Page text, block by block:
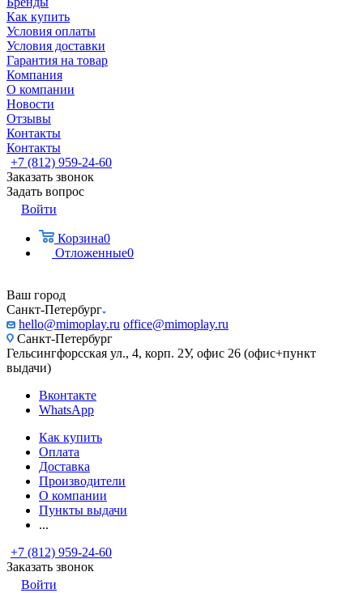
Как купить
Условия оплаты
Условия доставки
Гарантия на товар
Компания
О компании
Новости
Отзывы
Контакты
Контакты
+7 (812) 959-24-60
Заказать звонок
Задать вопрос
Войти
Корзина0
Отложенные0
Ваш город
Санкт-Петербург
hello@mimoplay.ru office@mimoplay.ru
Санкт-Петербург
Гельсингфорсская ул., 4, корп. 2У, офис 26 (офис+пункт
выдачи)
Вконтакте
WhatsApp
Как купить
Оплата
Доставка
Производители
О компании
Пункты выдачи
...
+7 (812) 959-24-60
Заказать звонок
Войти